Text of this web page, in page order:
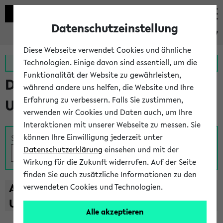
eKVV
Zur MeineUni App Zum MeineUni Portal
Das Lehrangebot der
Universität Bielefeld
Suche
A B C D E F G H I J K L M N O
U
V W X Y
Z
Datenschutzeinstellung
Diese Webseite verwendet Cookies und ähnliche
Technologien. Einige davon sind essentiell, um die
Funktionalität der Website zu gewährleisten,
während andere uns helfen, die Website und Ihre
Erfahrung zu verbessern. Falls Sie zustimmen,
verwenden wir Cookies und Daten auch, um Ihre
Interaktionen mit unserer Webseite zu messen. Sie
können Ihre Einwilligung jederzeit unter
Datenschutzerklärung einsehen und mit der
Wirkung für die Zukunft widerrufen. Auf der Seite
finden Sie auch zusätzliche Informationen zu den
verwendeten Cookies und Technologien.
Alle akzeptieren